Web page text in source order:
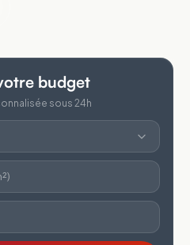
budget
sous 24h